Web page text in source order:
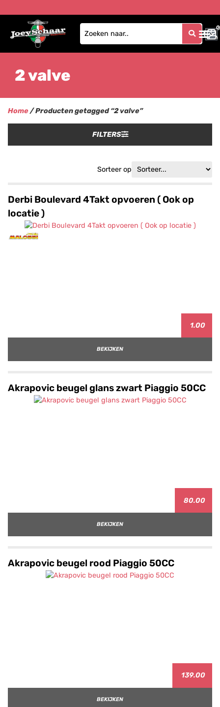
0
0
2 valve
Home/ Producten getagged “2 valve”
FILTERS
Sorteer op
Derbi Boulevard 4Takt opvoeren ( Ook op
locatie )
1.00
BEKIJKEN
Akrapovic beugel glans zwart Piaggio 50CC
80.00
BEKIJKEN
Akrapovic beugel rood Piaggio 50CC
139.00
BEKIJKEN